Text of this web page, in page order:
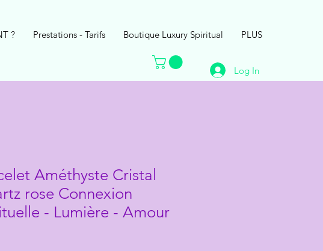
? Prestations - Tarifs Boutique Luxury Spiritual PLUS
Log In
Améthyste Cristal
rose Connexion
- Lumière - Amour